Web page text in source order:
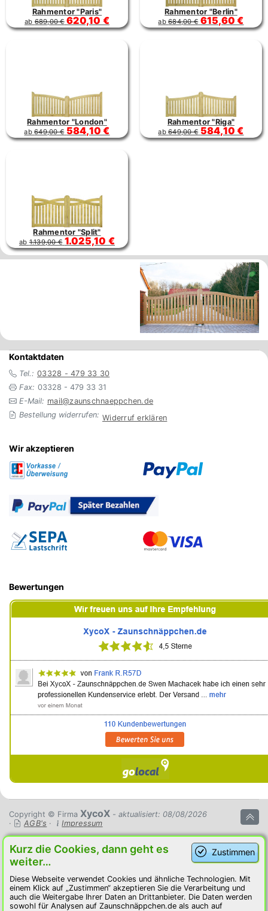
Rahmentor "Paris"
ab689,00 € 620,10 €
Rahmentor "Berlin"
ab684,00 € 615,60 €
Rahmentor "London"
ab649,00 € 584,10 €
Rahmentor "Riga"
ab649,00 € 584,10 €
Rahmentor "Split"
ab1.139,00 € 1.025,10 €
Kontaktdaten
Tel.: 03328 - 479 33 30
Fax: 03328 - 479 33 31
E-Mail: mail@zaunschnaeppchen.de
Bestellung widerrufen: Widerruf erklären
Wir akzeptieren
Bewertungen
Copyright © Firma XycoX - aktualisiert: 08/08/2026
·
AGB's · Impressum
Zustimmen
Kurz die Cookies, dann geht es
weiter…
Diese Webseite verwendet Cookies und ähnliche Technologien. Mit
einem Klick auf „Zustimmen“ akzeptieren Sie die Verarbeitung und
auch die Weitergabe Ihrer Daten an Drittanbieter. Die Daten werden
sowohl für Analysen auf Zaunschnäppchen.de als auch auf